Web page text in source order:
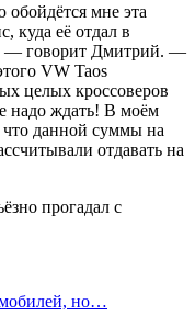
мне эта
куда её отдал в
— говорит Дмитрий. —
VW Taos
целых кроссоверов
надо ждать! В моём
что данной суммы на
отдавать на
но…